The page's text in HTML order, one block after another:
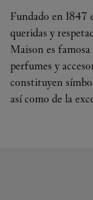
Fundado en 1847
queridas y
Maison es
perfumes y
constituyen
así como de la